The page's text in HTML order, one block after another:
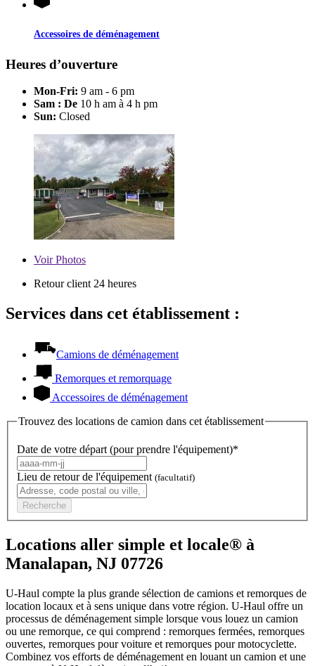
Accessoires de déménagement
Heures d’ouverture
Mon-Fri: 9 am - 6 pm
Sam : De 10 h am à 4 h pm
Sun: Closed
VoirPhotos
Retour client 24 heures
Services dans cet établissement :
Camions de déménagement
Remorques et remorquage
Accessoires de déménagement
Trouvez des locations de camion dans cet établissement
Date de votre départ (pour prendre l'équipement)*
Lieu de retour de l'équipement (facultatif)
Recherche
Locations aller simple et locale® à
Manalapan, NJ 07726
U-Haul compte la plus grande sélection de camions et remorques de
location locaux et à sens unique dans votre région. U-Haul offre un
processus de déménagement simple lorsque vous louez un camion
ou une remorque, ce qui comprend : remorques fermées, remorques
ouvertes, remorques pour voiture et remorques pour motocyclette.
Combinez vos efforts de déménagement en louant un camion et une